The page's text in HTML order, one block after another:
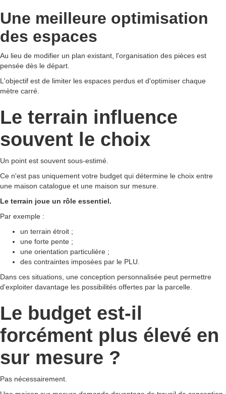
Une meilleure optimisation
des espaces
Au lieu de modifier un plan existant, l'organisation des pièces est
pensée dès le départ.
L'objectif est de limiter les espaces perdus et d'optimiser chaque
mètre carré.
Le terrain influence
souvent le choix
Un point est souvent sous-estimé.
Ce n'est pas uniquement votre budget qui détermine le choix entre
une maison catalogue et une maison sur mesure.
Le terrain joue un rôle essentiel.
Par exemple :
un terrain étroit ;
une forte pente ;
une orientation particulière ;
des contraintes imposées par le PLU.
Dans ces situations, une conception personnalisée peut permettre
d'exploiter davantage les possibilités offertes par la parcelle.
Le budget est-il
forcément plus élevé en
sur mesure ?
Pas nécessairement.